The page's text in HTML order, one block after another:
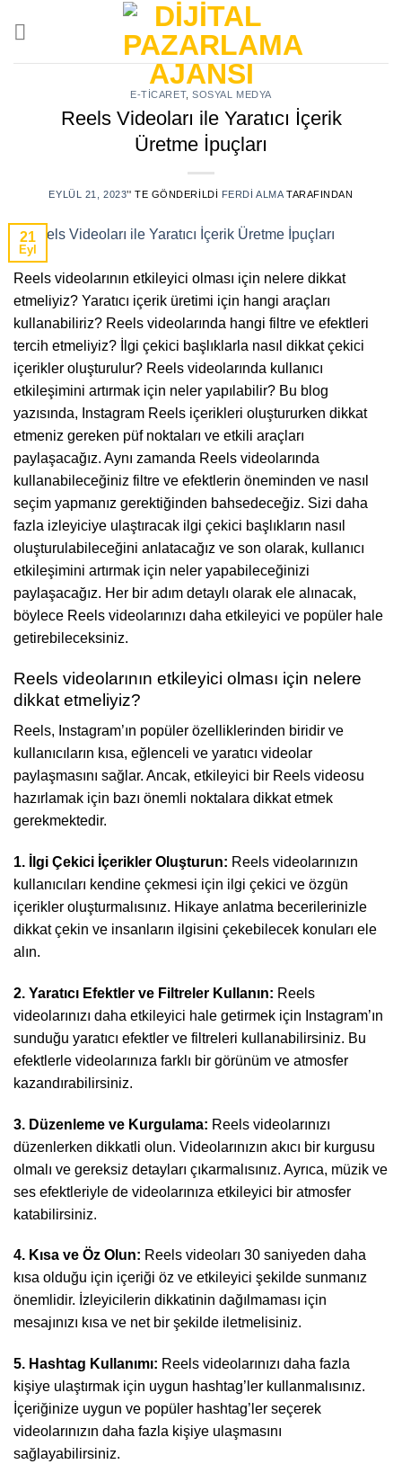
E-TICARET,SOSYAL MEDYA
Reels Videoları ile Yaratıcı İçerik
Üretme İpuçları
EYLÜL 21, 2023’' TE GÖNDERILDI FERDI ALMATARAFINDAN
21
Eyl
Reels videolarının etkileyici olması için nelere dikkat
etmeliyiz? Yaratıcı içerik üretimi için hangi araçları
kullanabiliriz? Reels videolarında hangi filtre ve efektleri
tercih etmeliyiz? İlgi çekici başlıklarla nasıl dikkat çekici
içerikler oluşturulur? Reels videolarında kullanıcı
etkileşimini artırmak için neler yapılabilir? Bu blog
yazısında, Instagram Reels içerikleri oluştururken dikkat
etmeniz gereken püf noktaları ve etkili araçları
paylaşacağız. Aynı zamanda Reels videolarında
kullanabileceğiniz filtre ve efektlerin öneminden ve nasıl
seçim yapmanız gerektiğinden bahsedeceğiz. Sizi daha
fazla izleyiciye ulaştıracak ilgi çekici başlıkların nasıl
oluşturulabileceğini anlatacağız ve son olarak, kullanıcı
etkileşimini artırmak için neler yapabileceğinizi
paylaşacağız. Her bir adım detaylı olarak ele alınacak,
böylece Reels videolarınızı daha etkileyici ve popüler hale
getirebileceksiniz.
Reels videolarının etkileyici olması için nelere
dikkat etmeliyiz?
Reels, Instagram’ın popüler özelliklerinden biridir ve
kullanıcıların kısa, eğlenceli ve yaratıcı videolar
paylaşmasını sağlar. Ancak, etkileyici bir Reels videosu
hazırlamak için bazı önemli noktalara dikkat etmek
gerekmektedir.
1. İlgi Çekici İçerikler Oluşturun: Reels videolarınızın
kullanıcıları kendine çekmesi için ilgi çekici ve özgün
içerikler oluşturmalısınız. Hikaye anlatma becerilerinizle
dikkat çekin ve insanların ilgisini çekebilecek konuları ele
alın.
2. Yaratıcı Efektler ve Filtreler Kullanın: Reels
videolarınızı daha etkileyici hale getirmek için Instagram’ın
sunduğu yaratıcı efektler ve filtreleri kullanabilirsiniz. Bu
efektlerle videolarınıza farklı bir görünüm ve atmosfer
kazandırabilirsiniz.
3. Düzenleme ve Kurgulama: Reels videolarınızı
düzenlerken dikkatli olun. Videolarınızın akıcı bir kurgusu
olmalı ve gereksiz detayları çıkarmalısınız. Ayrıca, müzik ve
ses efektleriyle de videolarınıza etkileyici bir atmosfer
katabilirsiniz.
4. Kısa ve Öz Olun: Reels videoları 30 saniyeden daha
kısa olduğu için içeriği öz ve etkileyici şekilde sunmanız
önemlidir. İzleyicilerin dikkatinin dağılmaması için
mesajınızı kısa ve net bir şekilde iletmelisiniz.
5. Hashtag Kullanımı: Reels videolarınızı daha fazla
kişiye ulaştırmak için uygun hashtag’ler kullanmalısınız.
İçeriğinize uygun ve popüler hashtag’ler seçerek
videolarınızın daha fazla kişiye ulaşmasını
sağlayabilirsiniz.